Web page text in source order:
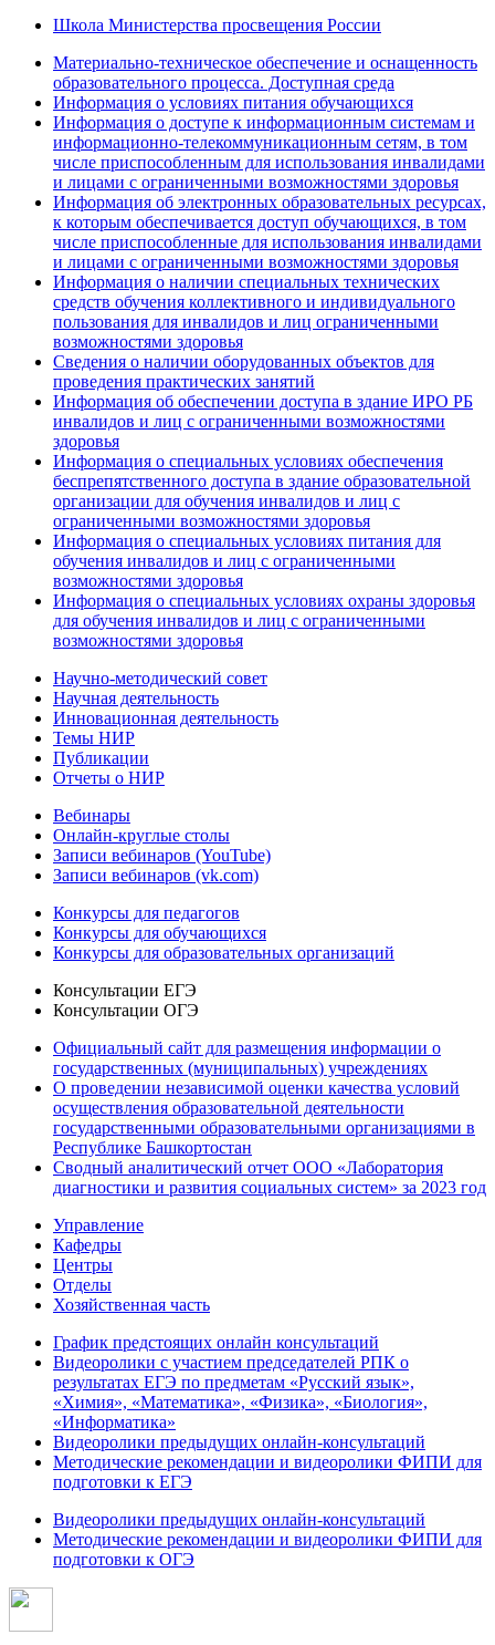
Школа Министерства просвещения России
Материально-техническое обеспечение и оснащенность
образовательного процесса. Доступная среда
Информация о условиях питания обучающихся
Информация о доступе к информационным системам и
информационно-телекоммуникационным сетям, в том
числе приспособленным для использования инвалидами
и лицами с ограниченными возможностями здоровья
Информация об электронных образовательных ресурсах,
к которым обеспечивается доступ обучающихся, в том
числе приспособленные для использования инвалидами
и лицами с ограниченными возможностями здоровья
Информация о наличии специальных технических
средств обучения коллективного и индивидуального
пользования для инвалидов и лиц ограниченными
возможностями здоровья
Сведения о наличии оборудованных объектов для
проведения практических занятий
Информация об обеспечении доступа в здание ИРО РБ
инвалидов и лиц с ограниченными возможностями
здоровья
Информация о специальных условиях обеспечения
беспрепятственного доступа в здание образовательной
организации для обучения инвалидов и лиц с
ограниченными возможностями здоровья
Информация о специальных условиях питания для
обучения инвалидов и лиц с ограниченными
возможностями здоровья
Информация о специальных условиях охраны здоровья
для обучения инвалидов и лиц с ограниченными
возможностями здоровья
Научно-методический совет
Научная деятельность
Инновационная деятельность
Темы НИР
Публикации
Отчеты о НИР
Вебинары
Онлайн-круглые столы
Записи вебинаров (YouTube)
Записи вебинаров (vk.com)
Конкурсы для педагогов
Конкурсы для обучающихся
Конкурсы для образовательных организаций
Консультации ЕГЭ
Консультации ОГЭ
Официальный сайт для размещения информации о
государственных (муниципальных) учреждениях
О проведении независимой оценки качества условий
осуществления образовательной деятельности
государственными образовательными организациями в
Республике Башкортостан
Сводный аналитический отчет ООО «Лаборатория
диагностики и развития социальных систем» за 2023 год
Управление
Кафедры
Центры
Отделы
Хозяйственная часть
График предстоящих онлайн консультаций
Видеоролики с участием председателей РПК о
результатах ЕГЭ по предметам «Русский язык»,
«Химия», «Математика», «Физика», «Биология»,
«Информатика»
Видеоролики предыдущих онлайн-консультаций
Методические рекомендации и видеоролики ФИПИ для
подготовки к ЕГЭ
Видеоролики предыдущих онлайн-консультаций
Методические рекомендации и видеоролики ФИПИ для
подготовки к ОГЭ